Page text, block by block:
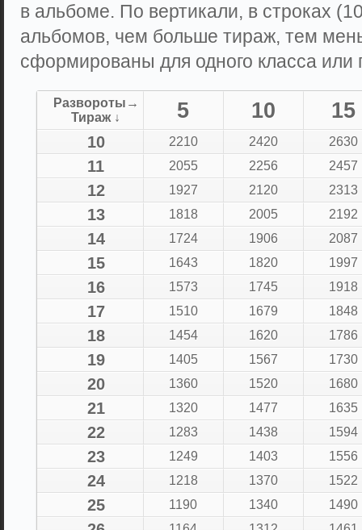
в альбоме. По вертикали, в строках
альбомов, чем больше тираж, тем
сформированы для одного класса или
Развороты→
Тираж ↓
5 10 15
10 2210 2420 2630
11 2055 2256 2457
12 1927 2120 2313
13 1818 2005 2192
14 1724 1906 2087
15 1643 1820 1997
16 1573 1745 1918
17 1510 1679 1848
18 1454 1620 1786
19 1405 1567 1730
20 1360 1520 1680
21 1320 1477 1635
22 1283 1438 1594
23 1249 1403 1556
24 1218 1370 1522
25 1190 1340 1490